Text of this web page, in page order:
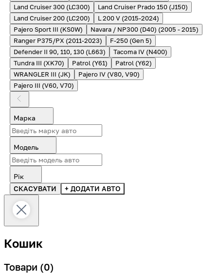
Land Cruiser 300 (LC300)
Land Cruiser Prado 150 (J150)
Land Cruiser 200 (LC200)
L 200 V (2015-2024)
Pajero Sport III (KS0W)
Navara / NP300 (D40) (2005 - 2015)
Ranger P375/PX (2011-2023)
F-250 (Gen 5)
Defender II 90, 110, 130 (L663)
Tacoma IV (N400)
Tundra III (XK70)
Patrol (Y61)
Patrol (Y62)
WRANGLER III (JK)
Pajero IV (V80, V90)
Pajero III (V60, V70)
Марка
Модель
Рік
СКАСУВАТИ
+ ДОДАТИ АВТО
Кошик
Товари (0)